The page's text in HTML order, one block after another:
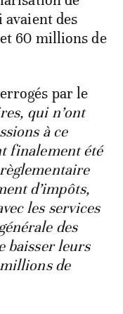
des
60 millions de
par le
qui n’ont
à ce
finalement été
d’impôts,
les services
des
baisser leurs
de